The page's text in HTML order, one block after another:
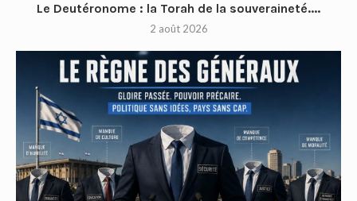
Le Deutéronome : la Torah de la souveraineté....
2 août 2026